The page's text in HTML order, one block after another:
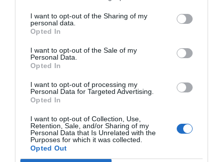
I want to opt-out of the Sharing of my
personal data.
Opted In
I want to opt-out of the Sale of my
Personal Data.
Opted In
I want to opt-out of processing my
Personal Data for Targeted Advertising.
Opted In
I want to opt-out of Collection, Use,
Retention, Sale, and/or Sharing of my
Personal Data that Is Unrelated with the
Purposes for which it was collected.
Opted Out